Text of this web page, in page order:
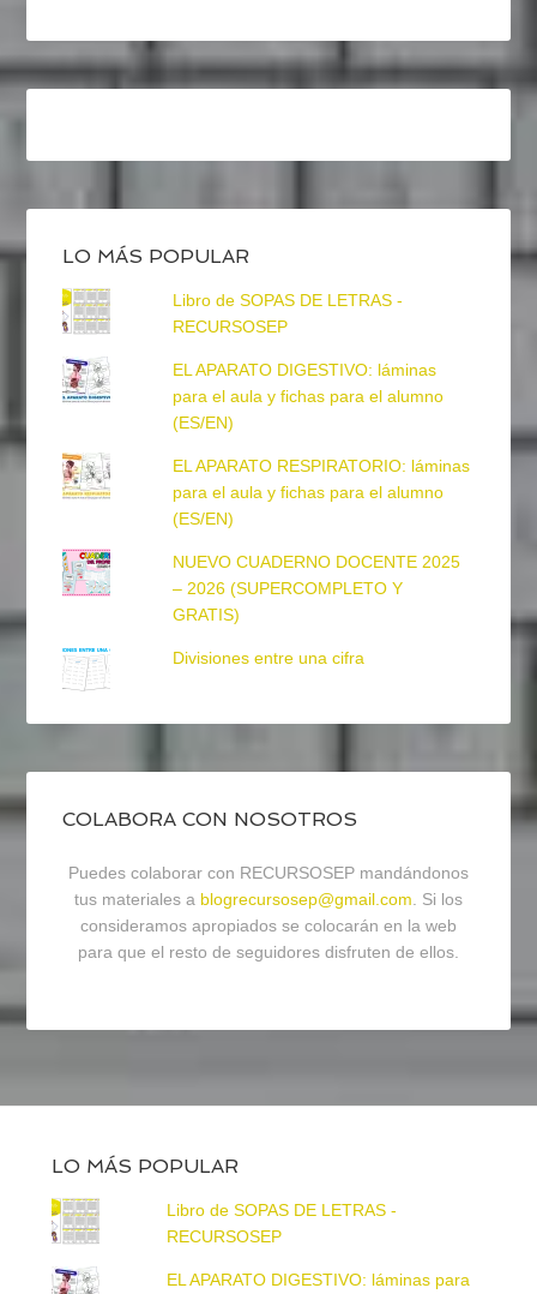
LO MÁS POPULAR
Libro de SOPAS DE LETRAS -
RECURSOSEP
EL APARATO DIGESTIVO: láminas
para el aula y fichas para el alumno
(ES/EN)
EL APARATO RESPIRATORIO: láminas
para el aula y fichas para el alumno
(ES/EN)
NUEVO CUADERNO DOCENTE 2025
– 2026 (SUPERCOMPLETO Y
GRATIS)
Divisiones entre una cifra
COLABORA CON NOSOTROS
Puedes colaborar con RECURSOSEP mandándonos
tus materiales a blogrecursosep@gmail.com. Si los
consideramos apropiados se colocarán en la web
para que el resto de seguidores disfruten de ellos.
LO MÁS POPULAR
Libro de SOPAS DE LETRAS -
RECURSOSEP
EL APARATO DIGESTIVO: láminas para